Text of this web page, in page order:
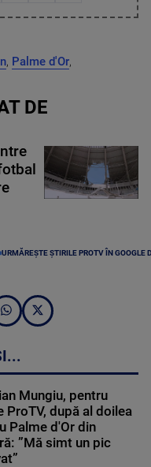
, Palme d'Or,
DE
URMĂREȘTE ȘTIRILE PROTV ÎN GOOGLE
Mungiu, pentru
ProTV, după al doilea
Palme d'Or din
”Mă simt un pic